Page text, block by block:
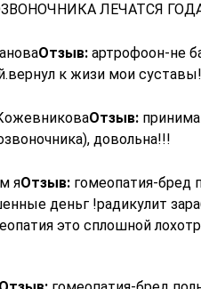
ЛЕЧАТСЯ
Отзыв: артрофоон-не
к жизи мои
Отзыв:
довольна!!!
яОтзыв: гомеопатия-бред
деньг !радикулит
это сплошной